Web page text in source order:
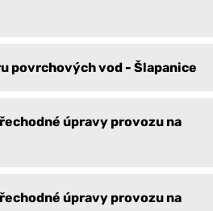
povrchových vod - Šlapanice
úpravy provozu na
úpravy provozu na